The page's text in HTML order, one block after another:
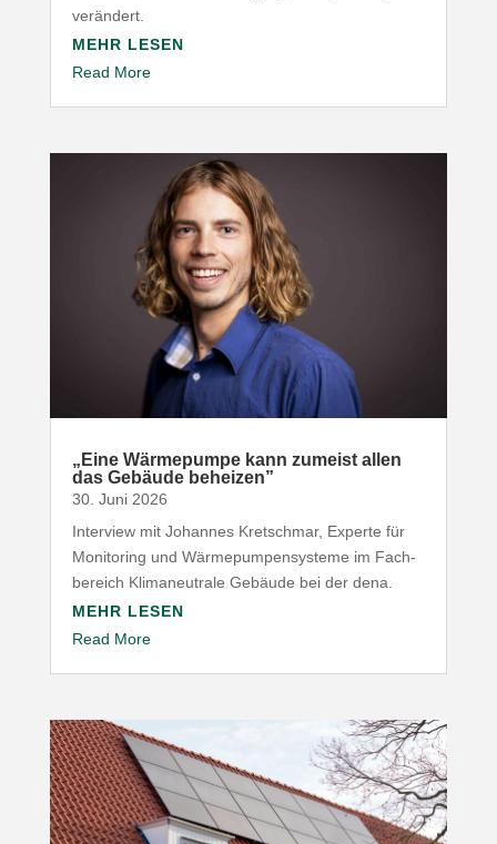
verändert.
MEHR LESEN
Read More
„ Eine Wärme­pumpe kann zumeist allen
das Gebäude beheizen”
30. Juni 2026
Interview mit Johannes Kret­schmar, Experte für
Moni­toring und Wärme­pum­pen­systeme im Fach­
be­reich Klima­neu­trale Gebäude bei der dena.
MEHR LESEN
Read More